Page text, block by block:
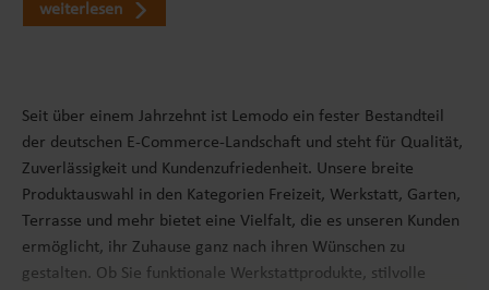
weiterlesen
Seit über einem Jahrzehnt ist Lemodo ein fester Bestandteil
der deutschen E-Commerce-Landschaft und steht für Qualität,
Zuverlässigkeit und Kundenzufriedenheit. Unsere breite
Produktauswahl in den Kategorien Freizeit, Werkstatt, Garten,
Terrasse und mehr bietet eine Vielfalt, die es unseren Kunden
ermöglicht, ihr Zuhause ganz nach ihren Wünschen zu
gestalten. Ob Sie funktionale Werkstattprodukte, stilvolle